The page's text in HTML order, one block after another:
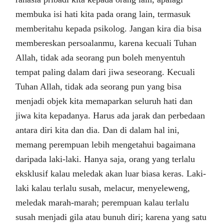
membuka isi hati kita pada orang lain, termasuk
memberitahu kepada psikolog. Jangan kira dia bisa
membereskan persoalanmu, karena kecuali Tuhan
Allah, tidak ada seorang pun boleh menyentuh
tempat paling dalam dari jiwa seseorang. Kecuali
Tuhan Allah, tidak ada seorang pun yang bisa
menjadi objek kita memaparkan seluruh hati dan
jiwa kita kepadanya. Harus ada jarak dan perbedaan
antara diri kita dan dia. Dan di dalam hal ini,
memang perempuan lebih mengetahui bagaimana
daripada laki-laki. Hanya saja, orang yang terlalu
eksklusif kalau meledak akan luar biasa keras. Laki-
laki kalau terlalu susah, melacur, menyeleweng,
meledak marah-marah; perempuan kalau terlalu
susah menjadi gila atau bunuh diri; karena yang satu